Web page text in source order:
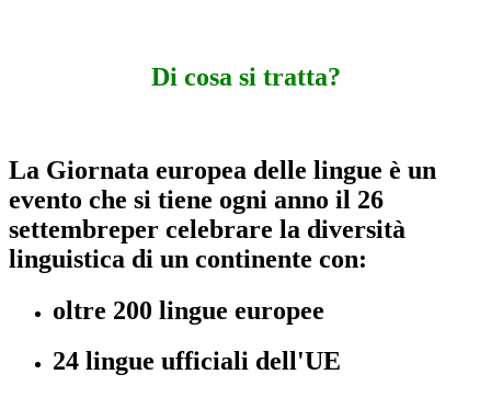
Di cosa si tratta?
La Giornata europea delle lingue è un
evento che si tiene ogni anno il 26
settembreper celebrare la diversità
linguistica di un continente con:
oltre 200 lingue europee
24 lingue ufficiali dell'UE